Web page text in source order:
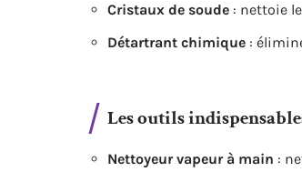
Cristaux de soude : nettoie
Détartrant chimique :
Les outils
Nettoyeur vapeur à main :